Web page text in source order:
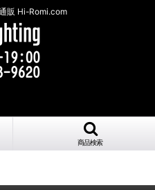
販 Hi-Romi.com
商品検索